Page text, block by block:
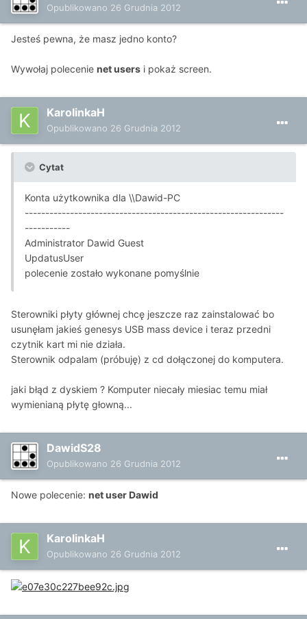
Opublikowano 26 Grudnia 2012
Jesteś pewna, że masz jedno konto?
Wywołaj polecenie net users i pokaż screen.
KarolinkaH
Opublikowano 26 Grudnia 2012
Cytat
Konta użytkownika dla \\Dawid-PC
---------------------------------------------------------------
-----------
Administrator Dawid Guest
UpdatusUser
polecenie zostało wykonane pomyślnie
Sterowniki płyty głównej chcę jeszcze raz zainstalować bo
usunęłam jakieś genesys USB mass device i teraz przedni
czytnik kart mi nie działa.
Sterownik odpalam (próbuję) z cd dołączonej do komputera.
jaki błąd z dyskiem ? Komputer niecały miesiac temu miał
wymienianą płytę głowną...
DawidS28
Opublikowano 26 Grudnia 2012
Nowe polecenie: net user Dawid
KarolinkaH
Opublikowano 26 Grudnia 2012